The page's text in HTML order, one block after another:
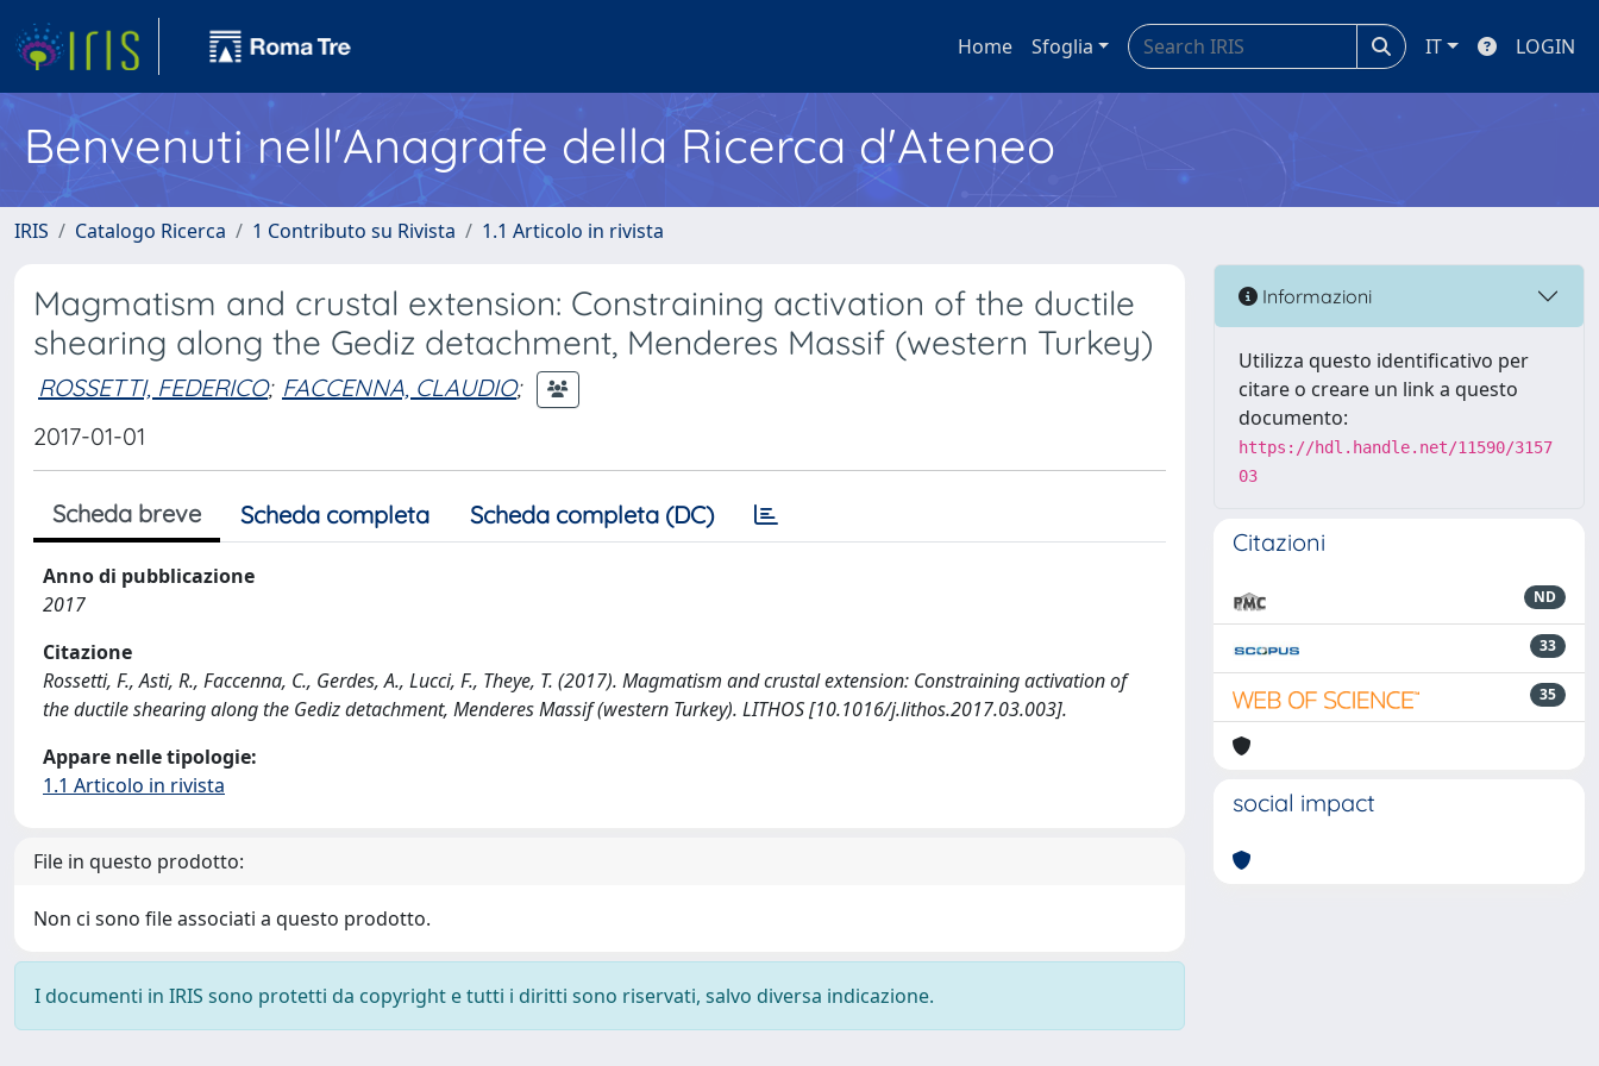
Home Sfoglia IT LOGIN
Benvenuti nell'Anagrafe della Ricerca d'Ateneo
IRIS Catalogo Ricerca 1 Contributo su Rivista 1.1 Articolo in rivista
Magmatism and crustal extension: Constraining activation of the ductile
shearing along the Gediz detachment, Menderes Massif (western Turkey)
ROSSETTI, FEDERICO; FACCENNA, CLAUDIO;
2017-01-01
Scheda breve Scheda completa Scheda completa (DC)
Anno di pubblicazione
2017
Citazione
Rossetti, F., Asti, R., Faccenna, C., Gerdes, A., Lucci, F., Theye, T. (2017). Magmatism and crustal extension: Constraining activation of
the ductile shearing along the Gediz detachment, Menderes Massif (western Turkey). LITHOS [10.1016/j.lithos.2017.03.003].
Appare nelle tipologie:
1.1 Articolo in rivista
File in questo prodotto:
Non ci sono file associati a questo prodotto.
I documenti in IRIS sono protetti da copyright e tutti i diritti sono riservati, salvo diversa indicazione.
Informazioni
Utilizza questo identificativo per
citare o creare un link a questo
documento:
https://hdl.handle.net/11590/3157
03
Citazioni
ND
33
35
social impact